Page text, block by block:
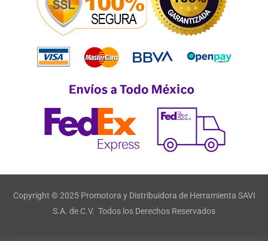
Copyright © 2025 Promotora y Distribuidora de Herramienta SAVI
S.A. de C.V. Todos los Derechos Reservados